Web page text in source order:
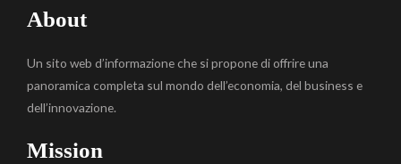
About
Un sito web d’informazione che si propone di offrire una
panoramica completa sul mondo dell’economia, del business e
dell’innovazione.
Mission